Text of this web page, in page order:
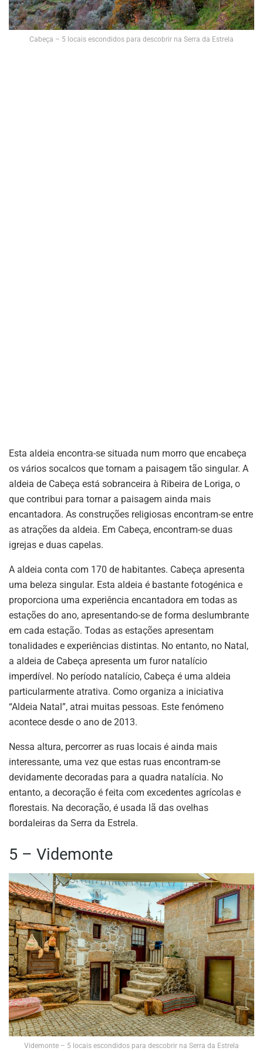
Cabeça – 5 locais escondidos para descobrir na Serra da Estrela
Esta aldeia encontra-se situada num morro que encabeça
os vários socalcos que tornam a paisagem tão singular. A
aldeia de Cabeça está sobranceira à Ribeira de Loriga, o
que contribui para tornar a paisagem ainda mais
encantadora. As construções religiosas encontram-se entre
as atrações da aldeia. Em Cabeça, encontram-se duas
igrejas e duas capelas.
A aldeia conta com 170 de habitantes. Cabeça apresenta
uma beleza singular. Esta aldeia é bastante fotogénica e
proporciona uma experiência encantadora em todas as
estações do ano, apresentando-se de forma deslumbrante
em cada estação. Todas as estações apresentam
tonalidades e experiências distintas. No entanto, no Natal,
a aldeia de Cabeça apresenta um furor natalício
imperdível. No período natalício, Cabeça é uma aldeia
particularmente atrativa. Como organiza a iniciativa
“Aldeia Natal”, atrai muitas pessoas. Este fenómeno
acontece desde o ano de 2013.
Nessa altura, percorrer as ruas locais é ainda mais
interessante, uma vez que estas ruas encontram-se
devidamente decoradas para a quadra natalícia. No
entanto, a decoração é feita com excedentes agrícolas e
florestais. Na decoração, é usada lã das ovelhas
bordaleiras da Serra da Estrela.
5 – Videmonte
Videmonte – 5 locais escondidos para descobrir na Serra da Estrela